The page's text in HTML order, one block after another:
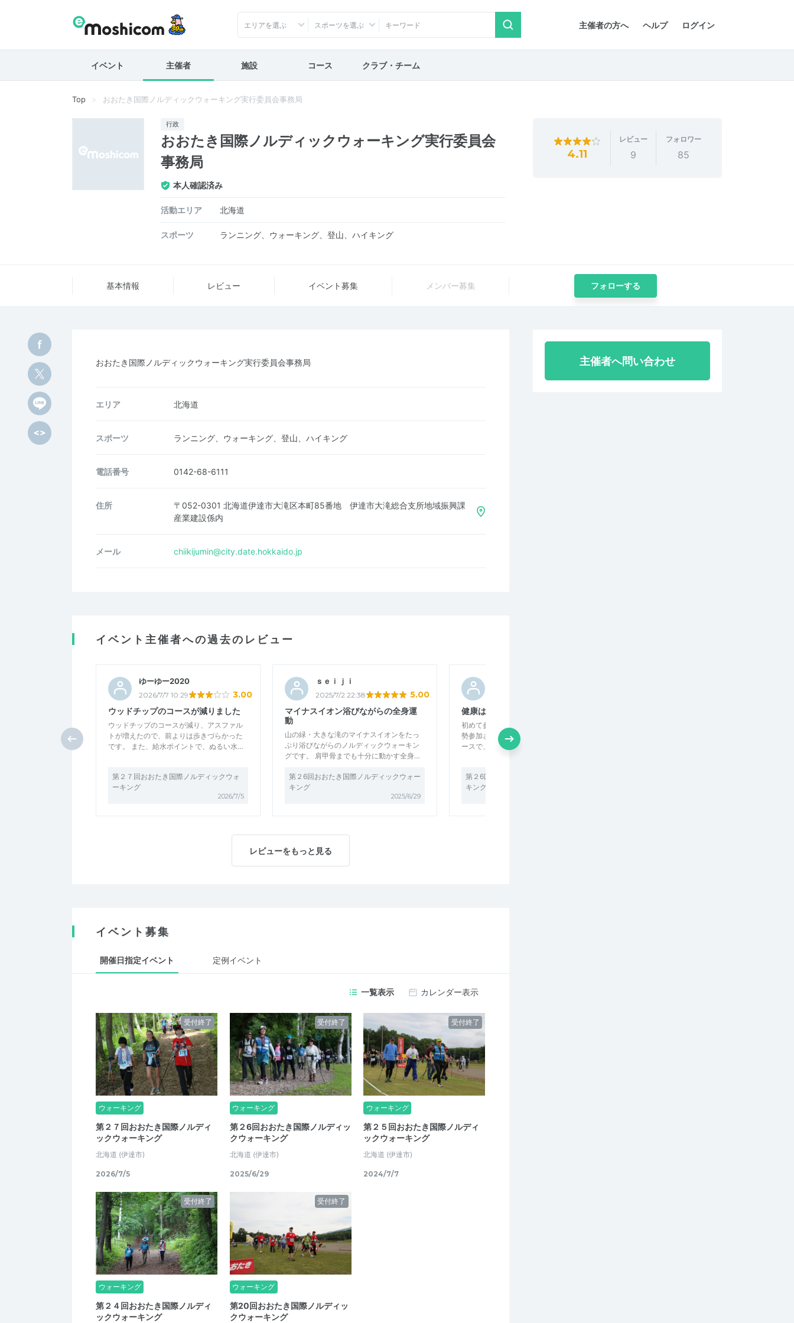
主催者の方へ ヘルプ ログイン
エリアを選ぶ スポーツを選ぶ
イベント 主催者 施設 コース クラブ・チーム
Top おおたき国際ノルディックウォーキング実行委員会事務局
行政
おおたき国際ノルディックウォーキング実行委員会
事務局
本人確認済み
活動エリア 北海道
スポーツ ランニング、ウォーキング、登山、ハイキング
4.11
レビュー
9
フォロワー
85
基本情報 レビュー イベント募集 メンバー募集 フォローする
おおたき国際ノルディックウォーキング実行委員会事務局
エリア 北海道
スポーツ ランニング、ウォーキング、登山、ハイキング
電話番号 0142-68-6111
住所
〒052-0301 北海道伊達市大滝区本町85番地 伊達市大滝総合支所地域振興課
産業建設係内
メール chiikijumin@city.date.hokkaido.jp
イベント主催者への過去のレビュー
ゆーゆー2020
2026/7/7 10:29 3.00
ウッドチップのコースが減りました
ウッドチップのコースが減り、アスファル
トが増えたので、前よりは歩きづらかった
です。 また、給水ポイントで、ぬるい水…
第２７回おおたき国際ノルディックウォ
ーキング
2026/7/5
ｓｅｉｊｉ
2025/7/2 22:38 5.00
マイナスイオン浴びながらの全身運
動
山の緑・大きな滝のマイナスイオンをたっ
ぷり浴びながらのノルディックウォーキン
グです。 肩甲骨までも十分に動かす全身…
第２6回おおたき国際ノルディックウォー
キング
2025/6/29
健康は正しい歩き方から！
初めて参加しましたが、元気なシニアが大
勢参加されていて、みなさんそれぞれのペ
ースで、会話しながら楽しくウォーキン…
第２6回おおたき国際ノルディックウォー
キング
レビューをもっと見る
イベント募集
開催日指定イベント 定例イベント
一覧表示 カレンダー表示
受付終了
ウォーキング
第２７回おおたき国際ノルディ
ックウォーキング
北海道 (伊達市)
2026/7/5
受付終了
ウォーキング
第２6回おおたき国際ノルディッ
クウォーキング
北海道 (伊達市)
2025/6/29
受付終了
ウォーキング
第２５回おおたき国際ノルディ
ックウォーキング
北海道 (伊達市)
2024/7/7
受付終了
ウォーキング
第２４回おおたき国際ノルディ
ックウォーキング
受付終了
ウォーキング
第20回おおたき国際ノルディッ
クウォーキング
主催者へ問い合わせ